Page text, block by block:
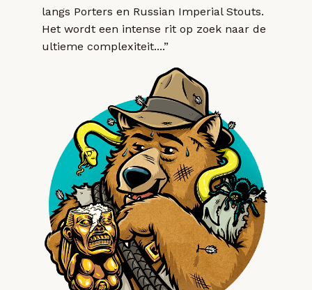
langs Porters en Russian Imperial Stouts.
Het wordt een intense rit op zoek naar de
ultieme complexiteit....”